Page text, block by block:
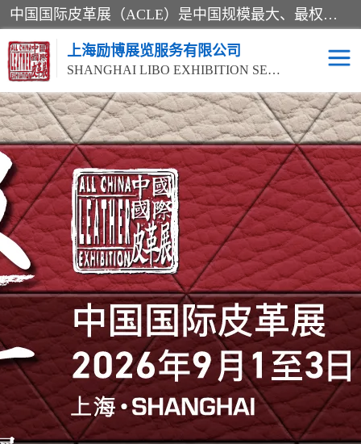
中国国际皮革展（ACLE）是中国规模最大、最权威的国际皮革盛会，自创办以来一直由中国皮革协会（CLIA）和亚太区皮革展有限公司（APLF）共同举办
上海励博展览服务有限公司
SHANGHAI LIBO EXHIBITION SERVICE CO.,LTD
2026中国国际皮革展
ACLE
2026上海皮革机械展
2026上海合成革展会 2026中国国际皮革展
2026中国国际皮革展
ACLE
2026中国国际皮革展